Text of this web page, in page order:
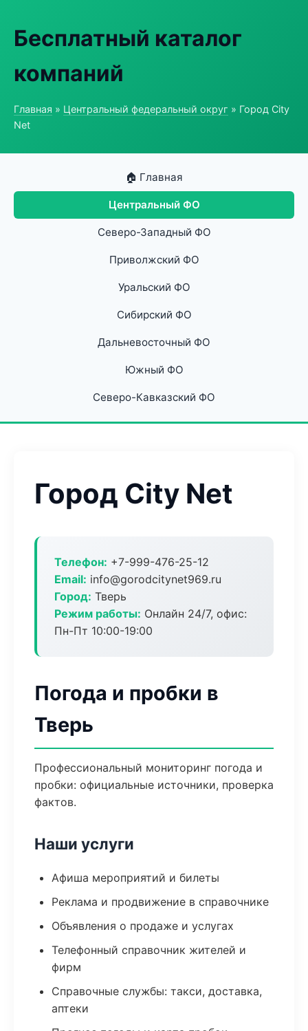
Бесплатный каталог
компаний
Главная » Центральный федеральный округ » Город City
Net
🏠 Главная
Центральный ФО
Северо-Западный ФО
Приволжский ФО
Уральский ФО
Сибирский ФО
Дальневосточный ФО
Южный ФО
Северо-Кавказский ФО
Город City Net
Телефон: +7-999-476-25-12
Email: info@gorodcitynet969.ru
Город: Тверь
Режим работы: Онлайн 24/7, офис:
Пн-Пт 10:00-19:00
Погода и пробки в
Тверь
Профессиональный мониторинг погода и
пробки: официальные источники, проверка
фактов.
Наши услуги
Афиша мероприятий и билеты
Реклама и продвижение в справочнике
Объявления о продаже и услугах
Телефонный справочник жителей и
фирм
Справочные службы: такси, доставка,
аптеки